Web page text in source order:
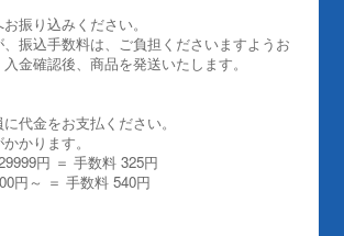
振り込みください。
振込手数料は、ご負担くださいますようお
金確認後、商品を発送いたします。
代金をお支払ください。
かります。
円 ＝ 手数料 325円
円～ ＝ 手数料 540円